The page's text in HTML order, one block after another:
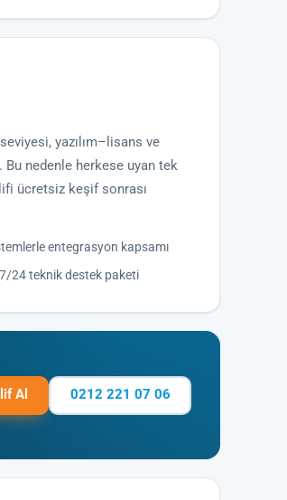
yazılım–lisans ve
nedenle herkese uyan tek
ücretsiz keşif sonrası
entegrasyon kapsamı
24 teknik destek paketi
Al 0212 221 07 06